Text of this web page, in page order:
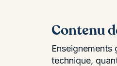
Contenu
Enseignements
technique,